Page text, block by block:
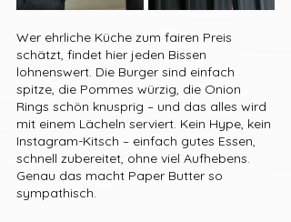
Wer ehrliche Küche zum fairen Preis
schätzt, findet hier jeden Bissen
lohnenswert. Die Burger sind einfach
spitze, die Pommes würzig, die Onion
Rings schön knusprig – und das alles wird
mit einem Lächeln serviert. Kein Hype, kein
Instagram-Kitsch – einfach gutes Essen,
schnell zubereitet, ohne viel Aufhebens.
Genau das macht Paper Butter so
sympathisch.